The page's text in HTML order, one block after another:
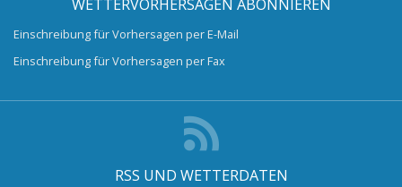
WETTERVORHERSAGEN ABONNIEREN
Einschreibung für Vorhersagen per E-Mail
Einschreibung für Vorhersagen per Fax
RSS UND WETTERDATEN